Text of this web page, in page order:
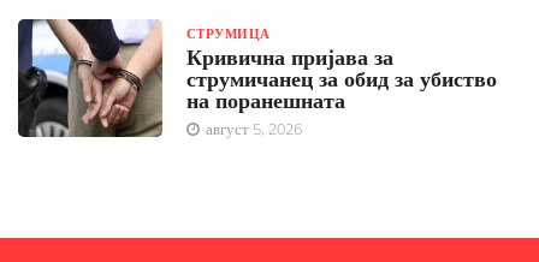
СТРУМИЦА
Кривична пријава за
струмичанец за обид за убиство
на поранешната
август 5, 2026